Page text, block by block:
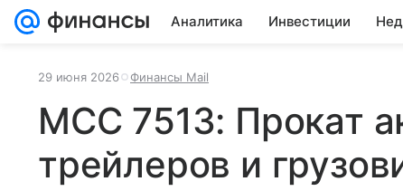
Аналитика Инвестиции
29 июня 2026 Финансы Mail
MCC 7513: Прокат
трейлеров и